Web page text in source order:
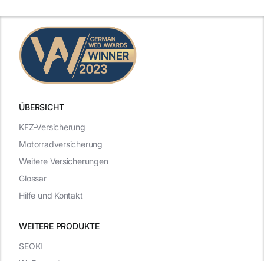
ÜBERSICHT
WEITERE PRODUKTE
KFZ-Versicherung
Motorradversicherung
Weitere Versicherungen
Glossar
Hilfe und Kontakt
SEOKI